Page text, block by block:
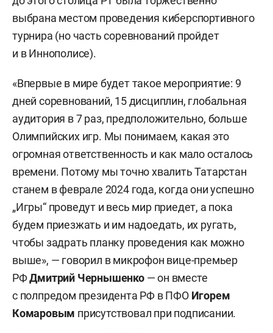
выбрана местом проведения киберспортивного
турнира (но часть соревнований пройдет
и в Иннополисе).
«Впервые в мире будет такое мероприятие: 9
дней соревнований, 15 дисциплин, глобальная
аудитория в 7 раз, предположительно, больше
Олимпийских игр. Мы понимаем, какая это
огромная ответственность и как мало осталось
времени. Потому мы точно хвалить Татарстан
станем в феврале 2024 года, когда они успешно
„Игры“ проведут и весь мир приедет, а пока
будем приезжать и им надоедать, их ругать,
чтобы задрать планку проведения как можно
выше», — говорил в микрофон вице-премьер
РФДмитрий Чернышенко— он вместе
с полпредом президента РФ в ПФО Игорем
Комаровым присутствовал при подписании.